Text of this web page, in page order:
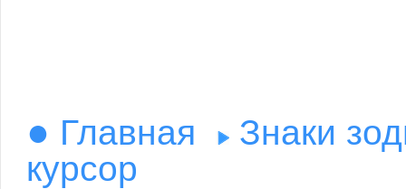
● Главная
Знаки
курсор